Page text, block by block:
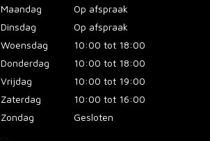
Maandag
Dinsdag
Woensdag
Donderdag
Vrijdag
Zaterdag
Zondag
Op afspraak
Op afspraak
10:00 tot 18:00
10:00 tot 18:00
10:00 tot 19:00
10:00 tot 16:00
Gesloten